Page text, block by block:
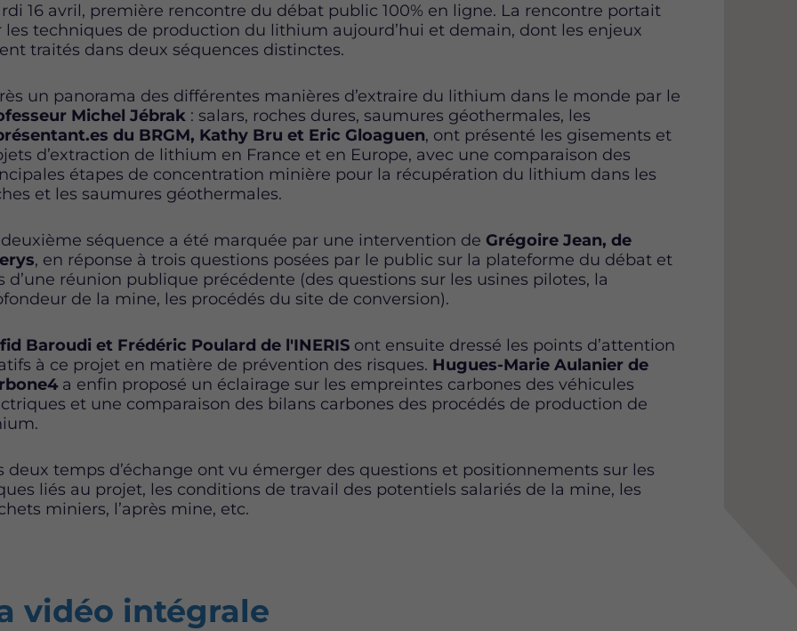
16 avril, première rencontre du débat public 100% en ligne. La rencontre portait
les techniques de production du lithium aujourd’hui et demain, dont les enjeux
traités dans deux séquences distinctes.
un panorama des différentes manières d’extraire du lithium dans le monde par le
Michel Jébrak : salars, roches dures, saumures géothermales, les
du BRGM, Kathy Bru et Eric Gloaguen, ont présenté les gisements et
d’extraction de lithium en France et en Europe, avec une comparaison des
étapes de concentration minière pour la récupération du lithium dans les
et les saumures géothermales.
séquence a été marquée par une intervention de Grégoire Jean, de
, en réponse à trois questions posées par le public sur la plateforme du débat et
d’une réunion publique précédente (des questions sur les usines pilotes, la
de la mine, les procédés du site de conversion).
Baroudi et Frédéric Poulard de l'INERIS ont ensuite dressé les points d’attention
à ce projet en matière de prévention des risques. Hugues-Marie Aulanier de
a enfin proposé un éclairage sur les empreintes carbones des véhicules
et une comparaison des bilans carbones des procédés de production de
deux temps d’échange ont vu émerger des questions et positionnements sur les
liés au projet, les conditions de travail des potentiels salariés de la mine, les
miniers, l’après mine, etc.
vidéo intégrale